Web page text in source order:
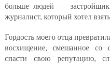
больше людей —
журналист, который хотел
Гордость моего отца
восхищение, смешанное со
спасти свою репутацию,